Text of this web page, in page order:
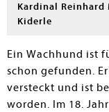
Kardinal Reinhard
Kiderle
Ein Wachhund ist
schon gefunden.
versteckt und ist
worden. Im 18.